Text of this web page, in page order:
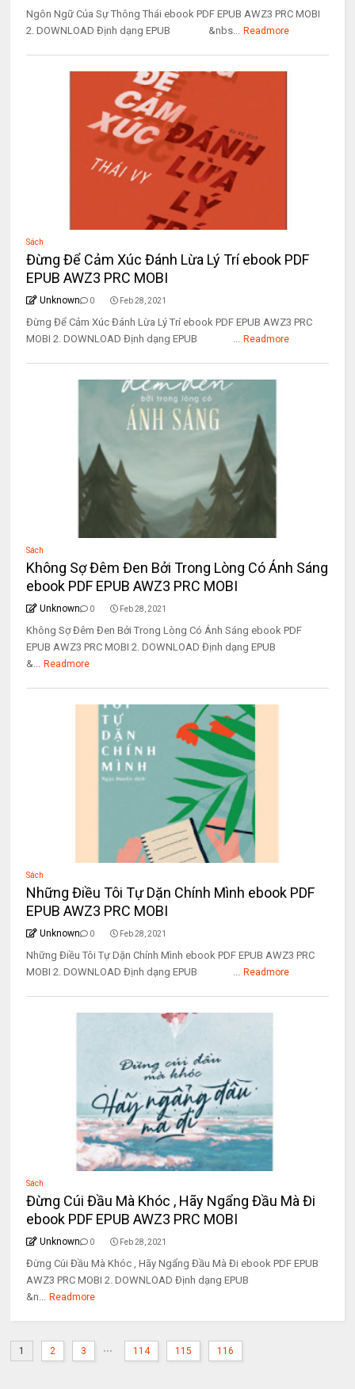
Ngôn Ngữ Của Sự Thông Thái ebook PDF EPUB AWZ3 PRC MOBI
2. DOWNLOAD Định dạng EPUB &nbs... Readmore
Sách
Đừng Để Cảm Xúc Đánh Lừa Lý Trí ebook PDF
EPUB AWZ3 PRC MOBI
Unknown 0 Feb 28, 2021
Đừng Để Cảm Xúc Đánh Lừa Lý Trí ebook PDF EPUB AWZ3 PRC
MOBI 2. DOWNLOAD Định dạng EPUB ... Readmore
Sách
Không Sợ Đêm Đen Bởi Trong Lòng Có Ánh Sáng
ebook PDF EPUB AWZ3 PRC MOBI
Unknown 0 Feb 28, 2021
Không Sợ Đêm Đen Bởi Trong Lòng Có Ánh Sáng ebook PDF
EPUB AWZ3 PRC MOBI 2. DOWNLOAD Định dạng EPUB
&... Readmore
Sách
Những Điều Tôi Tự Dặn Chính Mình ebook PDF
EPUB AWZ3 PRC MOBI
Unknown 0 Feb 28, 2021
Những Điều Tôi Tự Dặn Chính Mình ebook PDF EPUB AWZ3 PRC
MOBI 2. DOWNLOAD Định dạng EPUB ... Readmore
Sách
Đừng Cúi Đầu Mà Khóc , Hãy Ngẩng Đầu Mà Đi
ebook PDF EPUB AWZ3 PRC MOBI
Unknown 0 Feb 28, 2021
Đừng Cúi Đầu Mà Khóc , Hãy Ngẩng Đầu Mà Đi ebook PDF EPUB
AWZ3 PRC MOBI 2. DOWNLOAD Định dạng EPUB
&n... Readmore
1 2 3 ... 114 115 116